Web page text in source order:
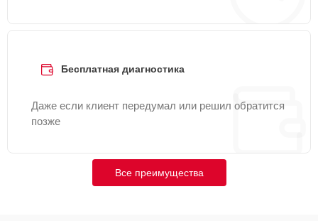
Бесплатная диагностика
Даже если клиент передумал или решил обратится
позже
Все преимущества